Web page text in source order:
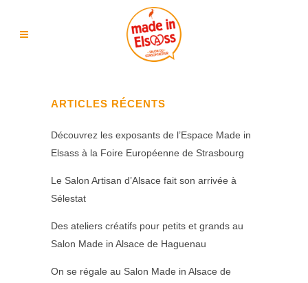
ARTICLES RÉCENTS
Découvrez les exposants de l’Espace Made in
Elsass à la Foire Européenne de Strasbourg
Le Salon Artisan d’Alsace fait son arrivée à
Sélestat
Des ateliers créatifs pour petits et grands au
Salon Made in Alsace de Haguenau
On se régale au Salon Made in Alsace de